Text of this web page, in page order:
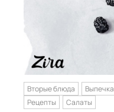
Вторые блюда Выпечка
Рецепты
Салаты